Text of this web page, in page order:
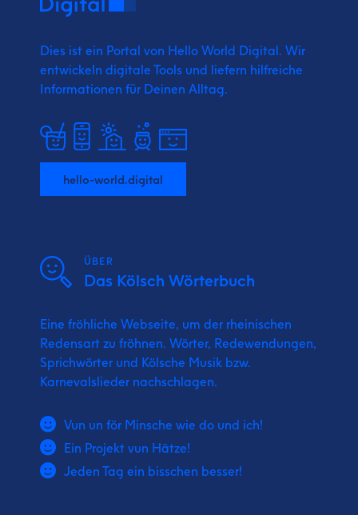
Dies ist ein Portal von Hello World Digital. Wir
entwickeln digitale Tools und liefern hilfreiche
Informationen für Deinen Alltag.
hello-world.digital
ÜBER
Das Kölsch Wörterbuch
Eine fröhliche Webseite, um der rheinischen
Redensart zu fröhnen. Wörter, Redewendungen,
Sprichwörter und Kölsche Musik bzw.
Karnevalslieder nachschlagen.
Vun un för Minsche wie do und ich!
Ein Projekt vun Hätze!
Jeden Tag ein bisschen besser!